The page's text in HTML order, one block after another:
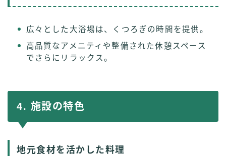
広々とした大浴場は、くつろぎの時間を提供。
高品質なアメニティや整備された休憩スペース
でさらにリラックス。
4. 施設の特色
地元食材を活かした料理